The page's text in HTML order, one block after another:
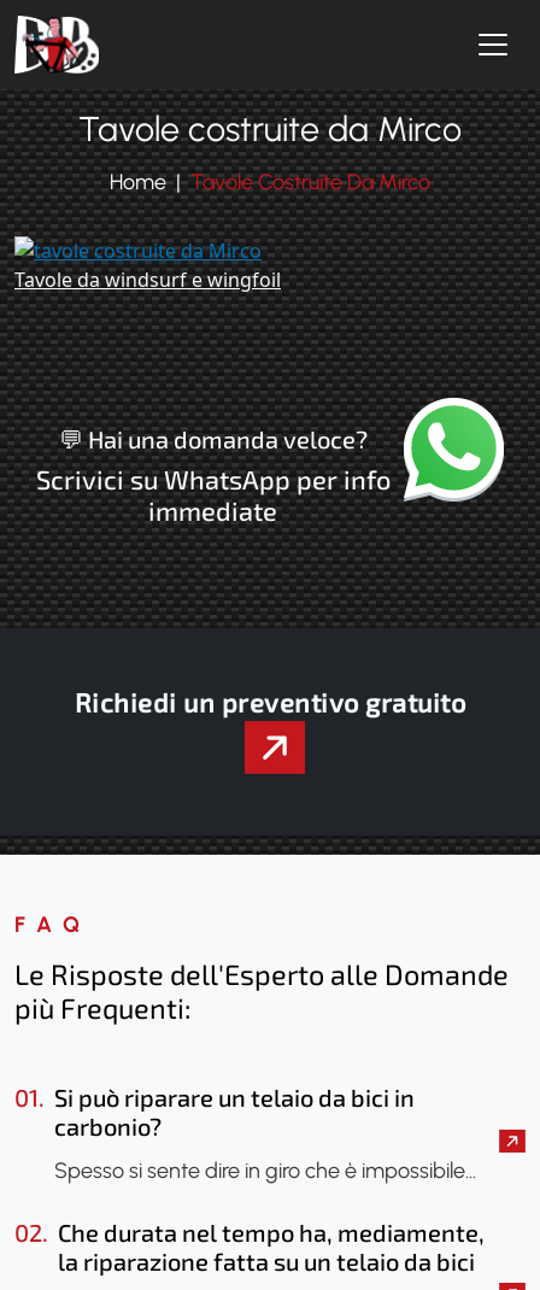
Salta al contenuto principale
Tavole costruite da Mirco
Home Tavole Costruite Da Mirco
Tavole da windsurf e wingfoil
💬 Hai una domanda veloce?
Scrivici su WhatsApp per info
immediate
Chatta con
Richiedi un preventivo gratuito
FAQ
Le Risposte dell'Esperto alle Domande
più Frequenti:
01. Si può riparare un telaio da bici in
carbonio?
Spesso si sente dire in giro che è impossibile…
02. Che durata nel tempo ha, mediamente,
la riparazione fatta su un telaio da bici